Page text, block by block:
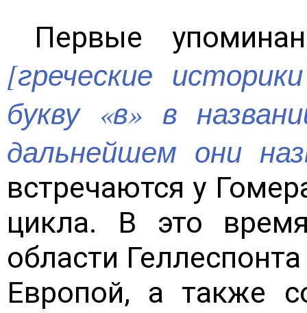
Первые
[греческие
букву «в» в
дальнейшем они
встречаются у
цикла. В это
области
Европой, а также